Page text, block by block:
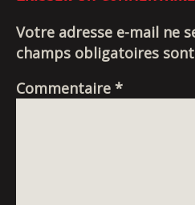
L’ARTICLE
Votre adresse e-mail ne
champs obligatoires
Commentaire *